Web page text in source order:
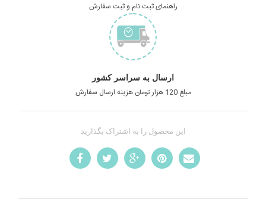
راهنمای ثبت نام و ثبت سفارش
ارسال به سراسر کشور
مبلغ 120 هزار تومان هزینه ارسال سفارش
این محصول را به اشتراک بگذارید